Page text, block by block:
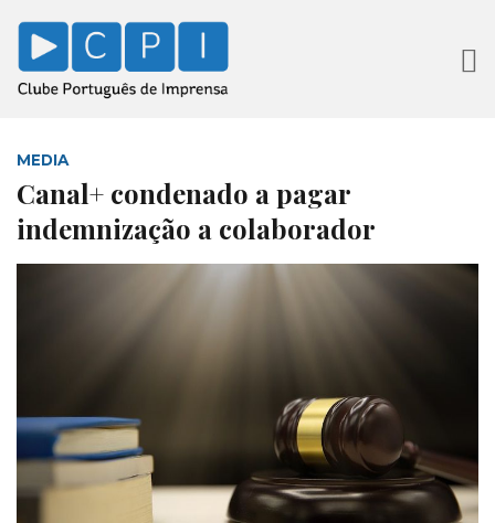
MEDIA
Canal+ condenado a pagar
indemnização a colaborador